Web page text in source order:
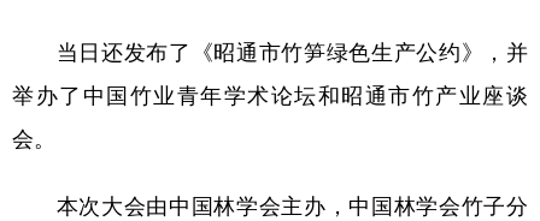
当日还发布了《昭通市竹笋绿色生产公约》，并
举办了中国竹业青年学术论坛和昭通市竹产业座谈
会。
本次大会由中国林学会主办，中国林学会竹子分